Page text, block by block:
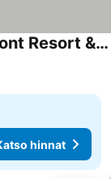
Wyndham Hoi An Royal Beachfront Resort & Villas
hinnat